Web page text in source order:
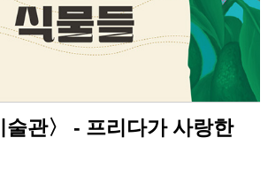
술관〉 - 프리다가 사랑한